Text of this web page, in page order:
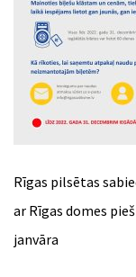
Rīgas pilsētas
ar Rīgas domes
janvāra